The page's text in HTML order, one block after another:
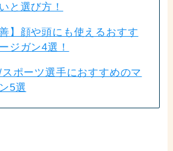
と選び方！
】顔や頭にも使えるおすす
ジガン4選！
ポーツ選手におすすめのマ
5選